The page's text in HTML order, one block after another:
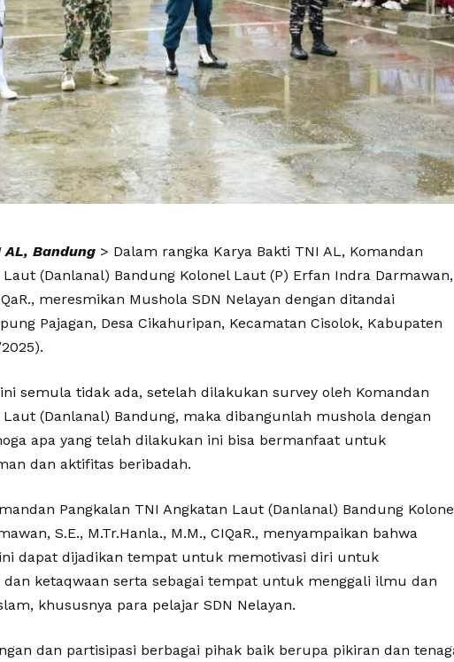
Bandung > Dalam rangka Karya Bakti TNI AL, Komandan
(Danlanal) Bandung Kolonel Laut (P) Erfan Indra Darmawan,
meresmikan Mushola SDN Nelayan dengan ditandai
Pajagan, Desa Cikahuripan, Kecamatan Cisolok, Kabupaten
semula tidak ada, setelah dilakukan survey oleh Komandan
Laut (Danlanal) Bandung, maka dibangunlah mushola dengan
apa yang telah dilakukan ini bisa bermanfaat untuk
dan aktifitas beribadah.
Pangkalan TNI Angkatan Laut (Danlanal) Bandung
S.E., M.Tr.Hanla., M.M., CIQaR., menyampaikan bahwa
dapat dijadikan tempat untuk memotivasi diri untuk
ketaqwaan serta sebagai tempat untuk menggali ilmu dan
khususnya para pelajar SDN Nelayan.
dan partisipasi berbagai pihak baik berupa pikiran dan